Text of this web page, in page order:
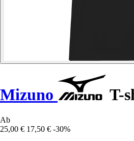
Mizuno T-
Ab
25,00 € 17,50 € -30%